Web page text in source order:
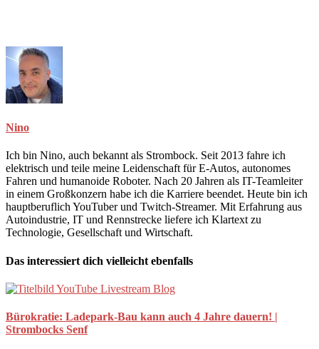
Nino
Ich bin Nino, auch bekannt als Strombock. Seit 2013 fahre ich
elektrisch und teile meine Leidenschaft für E-Autos, autonomes
Fahren und humanoide Roboter. Nach 20 Jahren als IT-Teamleiter
in einem Großkonzern habe ich die Karriere beendet. Heute bin ich
hauptberuflich YouTuber und Twitch-Streamer. Mit Erfahrung aus
Autoindustrie, IT und Rennstrecke liefere ich Klartext zu
Technologie, Gesellschaft und Wirtschaft.
Das interessiert dich vielleicht ebenfalls
Bürokratie: Ladepark-Bau kann auch 4 Jahre dauern! |
Strombocks Senf